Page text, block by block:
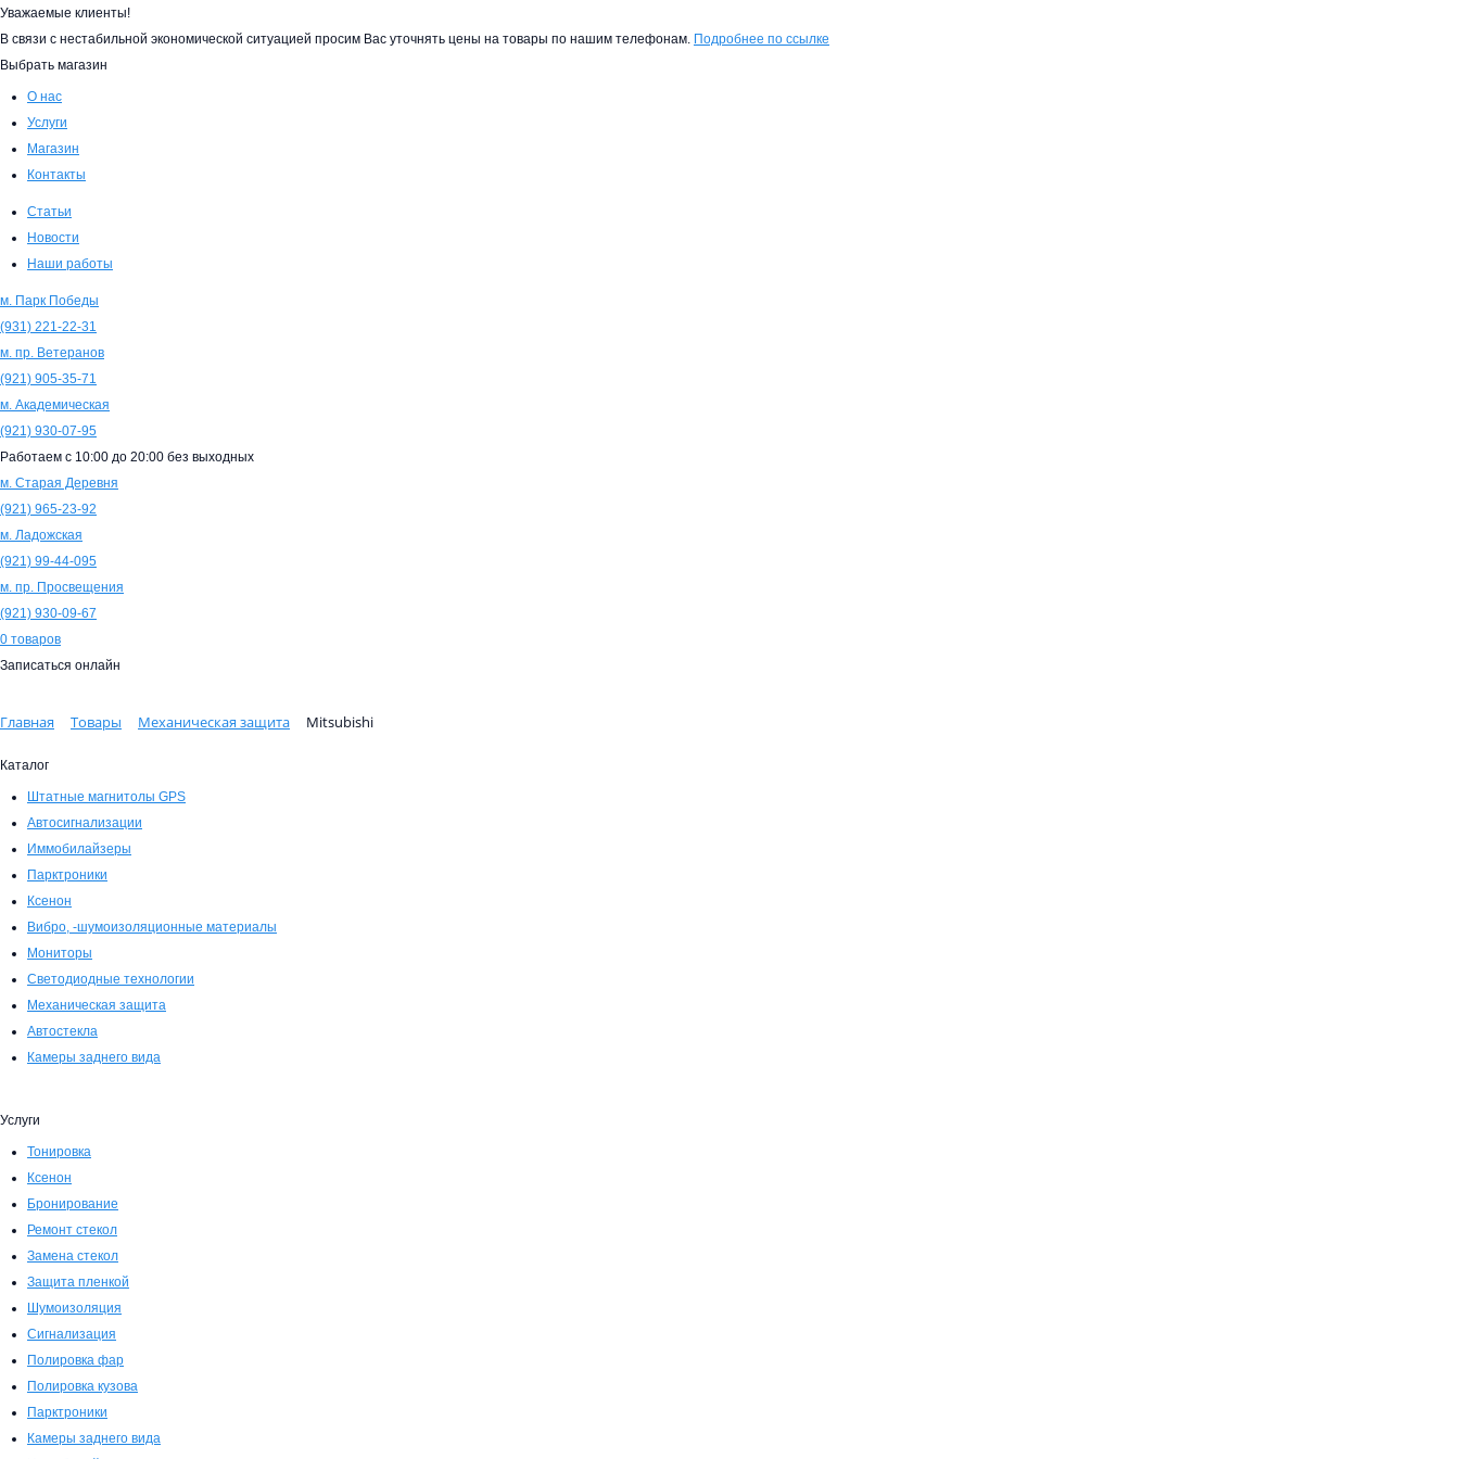
Уважаемые клиенты!
В связи с нестабильной экономической ситуацией просим Вас уточнять цены на товары по нашим телефонам. Подробнее по ссылке
Выбрать магазин
О нас
Услуги
Магазин
Контакты
Статьи
Новости
Наши работы
м. Парк Победы
(931) 221-22-31
м. пр. Ветеранов
(921) 905-35-71
м. Академическая
(921) 930-07-95
Работаем с 10:00 до 20:00 без выходных
м. Старая Деревня
(921) 965-23-92
м. Ладожская
(921) 99-44-095
м. пр. Просвещения
(921) 930-09-67
0 товаров
Записаться онлайн
Главная Товары Механическая защита Mitsubishi
Каталог
Штатные магнитолы GPS
Автосигнализации
Иммобилайзеры
Парктроники
Ксенон
Вибро, -шумоизоляционные материалы
Мониторы
Светодиодные технологии
Механическая защита
Автостекла
Камеры заднего вида
Услуги
Тонировка
Ксенон
Бронирование
Ремонт стекол
Замена стекол
Защита пленкой
Шумоизоляция
Сигнализация
Полировка фар
Полировка кузова
Парктроники
Камеры заднего вида